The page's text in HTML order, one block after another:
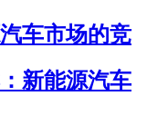
车市场的竞
新能源汽车